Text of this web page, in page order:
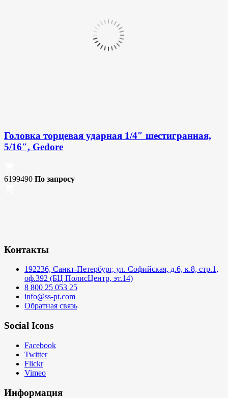
Головка торцевая ударная 1/4″ шестигранная,
5/16″, Gedore
6199490 По запросу
Контакты
192236, Санкт-Петербург, ул. Софийская, д.6, к.8, стр.1,
оф.392 (БЦ ПолисЦентр, эт.14)
8 800 25 053 25
info@ss-pt.com
Обратная связь
Social Icons
Facebook
Twitter
Flickr
Vimeo
Информация